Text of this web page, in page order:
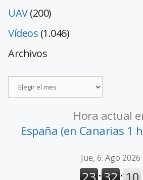
UAV(200)
Vídeos (1.046)
Archivos
Hora actual
España (en Canarias 1